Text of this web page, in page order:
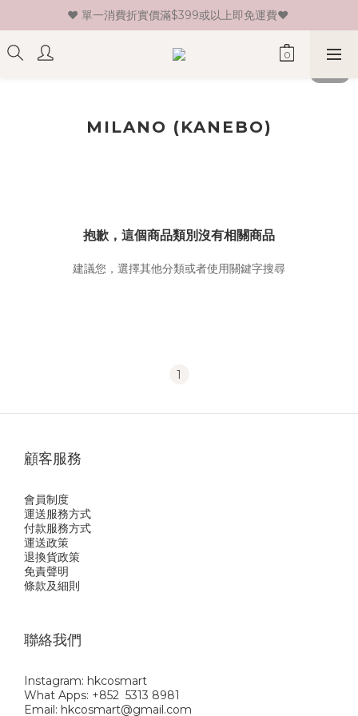
♥ 新會員登記即送HK$30 現金卷♥
♥ 單一消費折實價滿$399或以上即免運費♥
♥ 新會員登記即送HK$30 現金卷♥
MILANO (KANEBO)
抱歉，這個商品類別沒有相關商品
建議您，選擇其他分類或者使用關鍵字搜尋
1
顧客服務
會員制度
運送服務方式
付款服務方式
運送政策
退換貨政策
免責聲明
條款及細則
聯絡我們
Instagram: hkcosmart
What Apps: +852 5313 8981
Email: hkcosmart@gmail.com